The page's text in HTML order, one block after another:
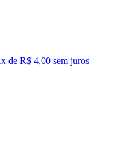
x de R$ 4,00 sem juros